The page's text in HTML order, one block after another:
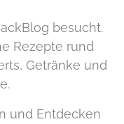
besucht.
Rezepte rund
Getränke und
und Entdecken